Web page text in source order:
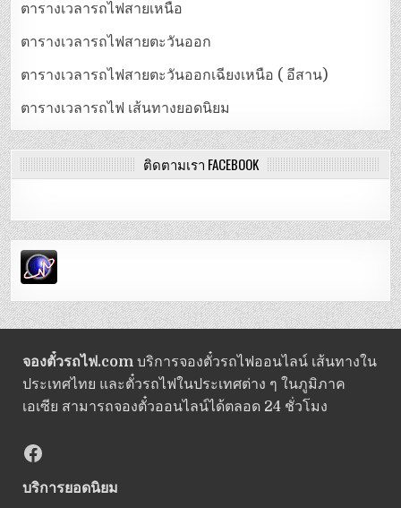
ตารางเวลารถไฟสายเหนือ
ตารางเวลารถไฟสายตะวันออก
ตารางเวลารถไฟสายตะวันออกเฉียงเหนือ ( อีสาน)
ตารางเวลารถไฟ เส้นทางยอดนิยม
ติดตามเรา FACEBOOK
จองตั๋วรถไฟ.comบริการจองตั๋วรถไฟออนไลน์ เส้นทางใน
ประเทศไทย และตั๋วรถไฟในประเทศต่าง ๆ ในภูมิภาค
เอเซีย สามารถจองตั๋วออนไลน์ได้ตลอด 24 ชั่วโมง
Facebook
บริการยอดนิยม